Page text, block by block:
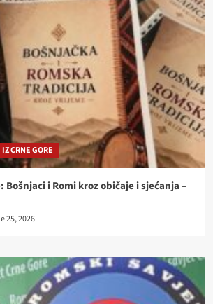
CRNE GORE
i Romi kroz običaje i sjećanja –
25, 2026